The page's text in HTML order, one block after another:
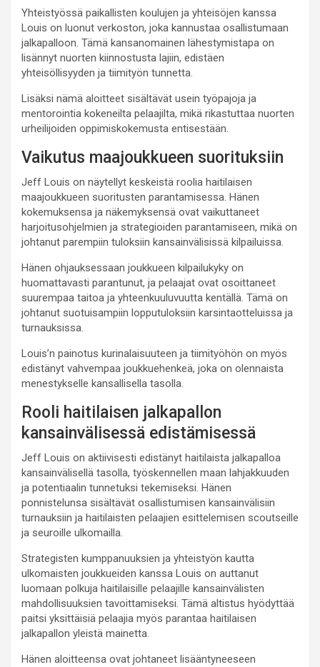
Yhteistyössä paikallisten koulujen ja yhteisöjen kanssa
Louis on luonut verkoston, joka kannustaa osallistumaan
jalkapalloon. Tämä kansanomainen lähestymistapa on
lisännyt nuorten kiinnostusta lajiin, edistäen
yhteisöllisyyden ja tiimityön tunnetta.
Lisäksi nämä aloitteet sisältävät usein työpajoja ja
mentorointia kokeneilta pelaajilta, mikä rikastuttaa nuorten
urheilijoiden oppimiskokemusta entisestään.
Vaikutus maajoukkueen suorituksiin
Jeff Louis on näytellyt keskeistä roolia haitilaisen
maajoukkueen suoritusten parantamisessa. Hänen
kokemuksensa ja näkemyksensä ovat vaikuttaneet
harjoitusohjelmien ja strategioiden parantamiseen, mikä on
johtanut parempiin tuloksiin kansainvälisissä kilpailuissa.
Hänen ohjauksessaan joukkueen kilpailukyky on
huomattavasti parantunut, ja pelaajat ovat osoittaneet
suurempaa taitoa ja yhteenkuuluvuutta kentällä. Tämä on
johtanut suotuisampiin lopputuloksiin karsintaotteluissa ja
turnauksissa.
Louis’n painotus kurinalaisuuteen ja tiimityöhön on myös
edistänyt vahvempaa joukkuehenkeä, joka on olennaista
menestykselle kansallisella tasolla.
Rooli haitilaisen jalkapallon
kansainvälisessä edistämisessä
Jeff Louis on aktiivisesti edistänyt haitilaista jalkapalloa
kansainvälisellä tasolla, työskennellen maan lahjakkuuden
ja potentiaalin tunnetuksi tekemiseksi. Hänen
ponnistelunsa sisältävät osallistumisen kansainvälisiin
turnauksiin ja haitilaisten pelaajien esittelemisen scoutseille
ja seuroille ulkomailla.
Strategisten kumppanuuksien ja yhteistyön kautta
ulkomaisten joukkueiden kanssa Louis on auttanut
luomaan polkuja haitilaisille pelaajille kansainvälisten
mahdollisuuksien tavoittamiseksi. Tämä altistus hyödyttää
paitsi yksittäisiä pelaajia myös parantaa haitilaisen
jalkapallon yleistä mainetta.
Hänen aloitteensa ovat johtaneet lisääntyneeseen